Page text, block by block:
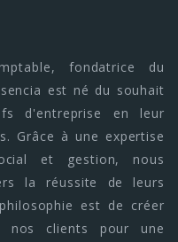
fondatrice du
est né du souhait
d'entreprise en leur
Grâce à une expertise
et gestion, nous
la réussite de leurs
est de créer
nos clients pour une